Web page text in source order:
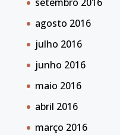
agosto 2016
julho 2016
junho 2016
maio 2016
abril 2016
março 2016